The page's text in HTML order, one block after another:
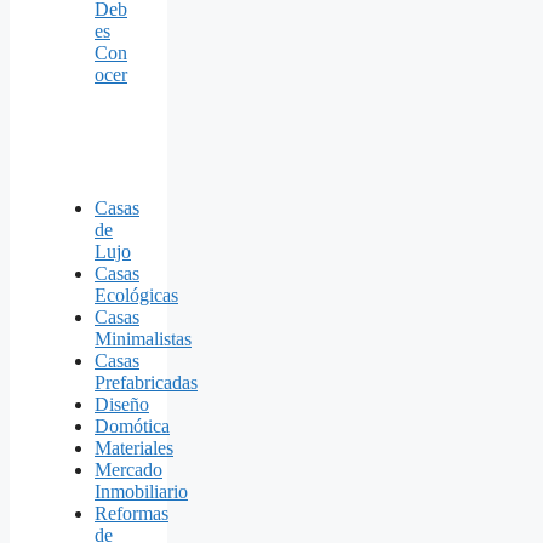
Deb
es
Con
ocer
Casas
de
Lujo
Casas
Ecológicas
Casas
Minimalistas
Casas
Prefabricadas
Diseño
Domótica
Materiales
Mercado
Inmobiliario
Reformas
de